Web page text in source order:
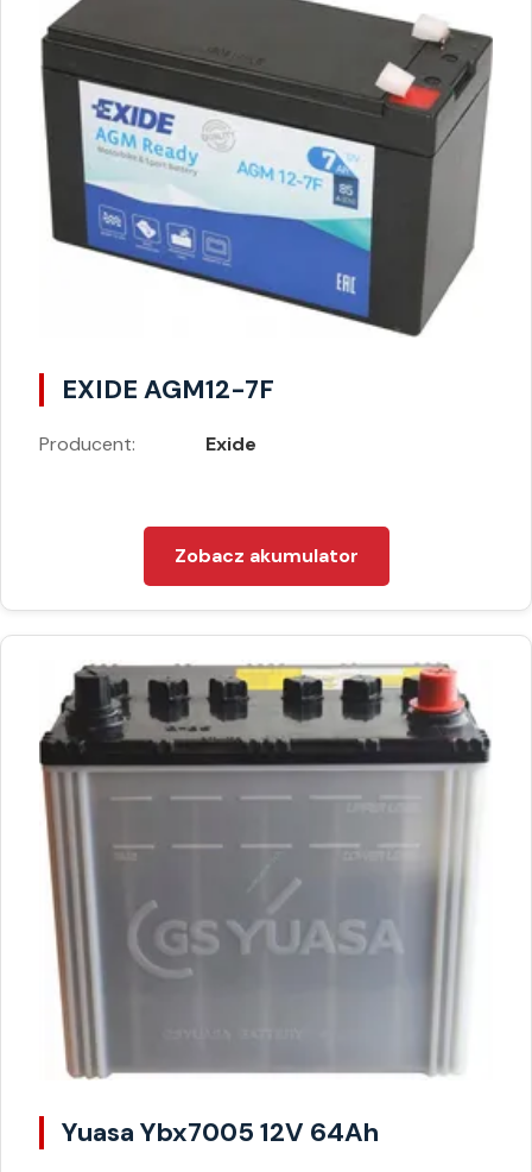
EXIDE AGM12-7F
Producent: Exide
Zobacz akumulator
Yuasa Ybx7005 12V 64Ah